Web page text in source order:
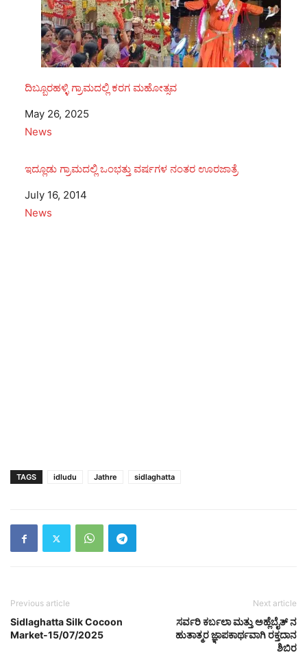
ದಿಬ್ಬೂರಹಳ್ಳಿ ಗ್ರಾಮದಲ್ಲಿ ಕರಗ ಮಹೋತ್ಸವ
Date
May 26, 2025
In relation to
News
ಇದ್ಲೂಡು ಗ್ರಾಮದಲ್ಲಿ ಒಂಭತ್ತು ವರ್ಷಗಳ ನಂತರ ಊರಜಾತ್ರೆ
Date
July 16, 2014
In relation to
News
TAGS idludu Jathre sidlaghatta
Previous article
Sidlaghatta Silk Cocoon
Market-15/07/2025
Next article
ಸರ್ವರಿ ಕರ್ಬಲಾ ಮತ್ತು ಅಹ್ಲೆಬೈತ್ ನ
ಹುತಾತ್ಮರ ಜ್ಞಾಪಕಾರ್ಥವಾಗಿ ರಕ್ತದಾನ
ಶಿಬಿರ